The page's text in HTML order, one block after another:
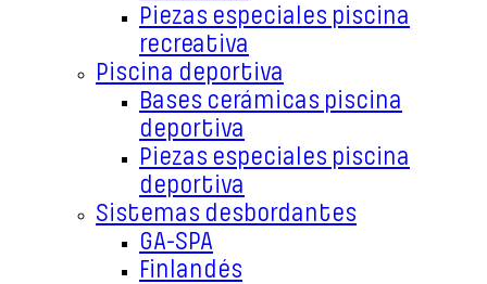
Piezas especiales piscina
recreativa
Piscina deportiva
Bases cerámicas piscina
deportiva
Piezas especiales piscina
deportiva
Sistemas desbordantes
GA-SPA
Finlandés